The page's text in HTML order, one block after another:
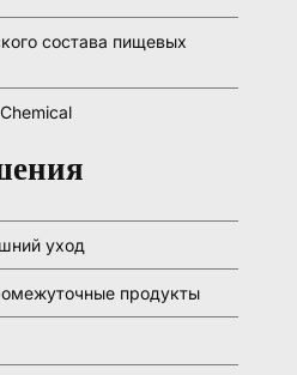
состава пищевых
уход
продукты